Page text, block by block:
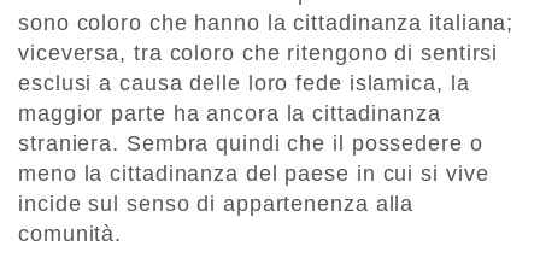
sono coloro che hanno la cittadinanza italiana;
viceversa, tra coloro che ritengono di sentirsi
esclusi a causa delle loro fede islamica, la
maggior parte ha ancora la cittadinanza
straniera. Sembra quindi che il possedere o
meno la cittadinanza del paese in cui si vive
incide sul senso di appartenenza alla
comunità.